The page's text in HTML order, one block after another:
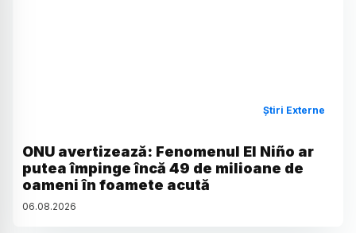
Știri Externe
ONU avertizează: Fenomenul El Niño ar
putea împinge încă 49 de milioane de
oameni în foamete acută
06.08.2026